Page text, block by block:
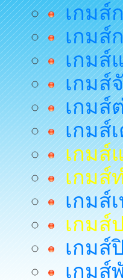
เกมส์
เกมส์
เกมส์
เกมส์
เกมส์
เกมส์
เกมส์
เกมส์
เกมส์
เกมส์
เกมส์
เกมส์